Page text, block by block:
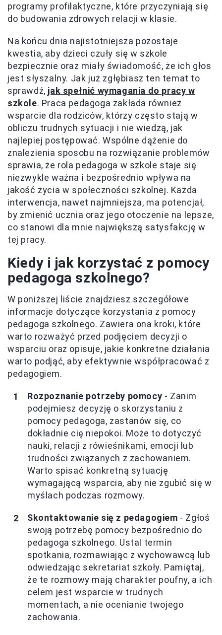
programy profilaktyczne, które przyczyniają się
do budowania zdrowych relacji w klasie.
Na końcu dnia najistotniejsza pozostaje
kwestia, aby dzieci czuły się w szkole
bezpiecznie oraz miały świadomość, że ich głos
jest słyszalny. Jak już zgłębiasz ten temat to
sprawdź, jak spełnić wymagania do pracy w
szkole. Praca pedagoga zakłada również
wsparcie dla rodziców, którzy często stają w
obliczu trudnych sytuacji i nie wiedzą, jak
najlepiej postępować. Wspólne dążenie do
znalezienia sposobu na rozwiązanie problemów
sprawia, że rola pedagoga w szkole staje się
niezwykle ważna i bezpośrednio wpływa na
jakość życia w społeczności szkolnej. Każda
interwencja, nawet najmniejsza, ma potencjał,
by zmienić ucznia oraz jego otoczenie na lepsze,
co stanowi dla mnie największą satysfakcję w
tej pracy.
Kiedy i jak korzystać z pomocy
pedagoga szkolnego?
W poniższej liście znajdziesz szczegółowe
informacje dotyczące korzystania z pomocy
pedagoga szkolnego. Zawiera ona kroki, które
warto rozważyć przed podjęciem decyzji o
wsparciu oraz opisuje, jakie konkretne działania
warto podjąć, aby efektywnie współpracować z
pedagogiem.
Rozpoznanie potrzeby pomocy - Zanim
podejmiesz decyzję o skorzystaniu z
pomocy pedagoga, zastanów się, co
dokładnie cię niepokoi. Może to dotyczyć
nauki, relacji z rówieśnikami, emocji lub
trudności związanych z zachowaniem.
Warto spisać konkretną sytuację
wymagającą wsparcia, aby nie zgubić się w
myślach podczas rozmowy.
Skontaktowanie się z pedagogiem - Zgłoś
swoją potrzebę pomocy bezpośrednio do
pedagoga szkolnego. Ustal termin
spotkania, rozmawiając z wychowawcą lub
odwiedzając sekretariat szkoły. Pamiętaj,
że te rozmowy mają charakter poufny, a ich
celem jest wsparcie w trudnych
momentach, a nie ocenianie twojego
zachowania.